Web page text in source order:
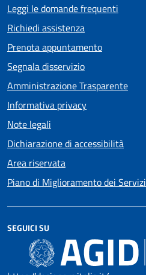
Leggi le domande frequenti
Richiedi assistenza
Prenota appuntamento
Segnala disservizio
Amministrazione Trasparente
Informativa privacy
Note legali
Dichiarazione di accessibilità
Area riservata
Piano di Miglioramento dei Servizi
SEGUICI SU